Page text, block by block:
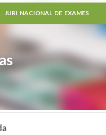
JURI NACIONAL DE EXAMES